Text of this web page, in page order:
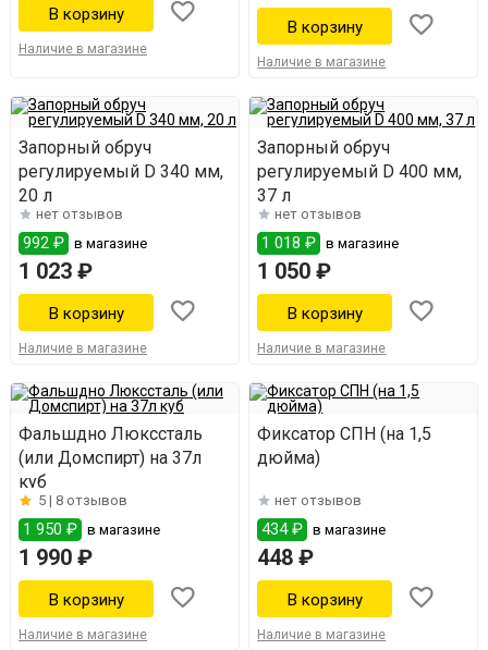
Наличие в магазине
Наличие в магазине
Запорный обруч
регулируемый D 340 мм,
20 л
нет отзывов
992 ₽ в магазине
1 023 ₽
Наличие в магазине
Запорный обруч
регулируемый D 400 мм,
37 л
нет отзывов
1 018 ₽ в магазине
1 050 ₽
Наличие в магазине
Фальшдно Люкссталь
(или Домспирт) на 37л
куб
5 | 8 отзывов
1 950 ₽ в магазине
1 990 ₽
Наличие в магазине
Фиксатор СПН (на 1,5
дюйма)
нет отзывов
434 ₽ в магазине
448 ₽
Наличие в магазине